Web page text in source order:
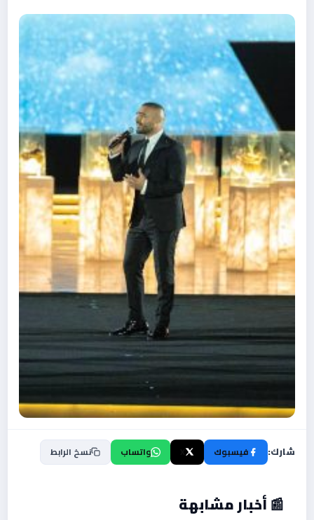
شارك: فيسبوك واتساب نسخ الرابط
📰 أخبار مشابهة